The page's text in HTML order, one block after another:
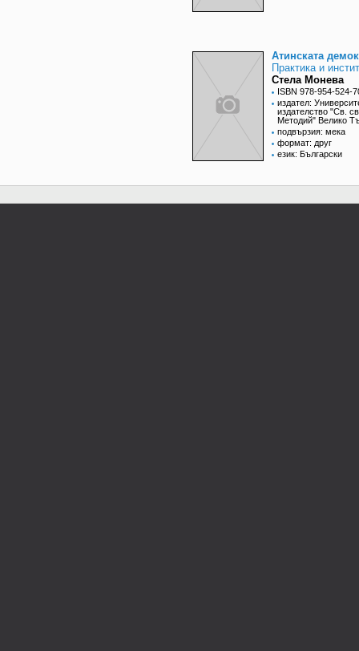
Атинската
Практика и
Стела Монева
ISBN 978-954-524-
издател:
издателство "Св.
Методий" Велико
подвързия: мека
формат: друг
език: Български